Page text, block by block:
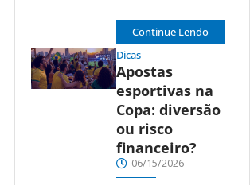
Continue Lendo
Dicas
Apostas
esportivas na
Copa: diversão
ou risco
financeiro?
06/15/2026